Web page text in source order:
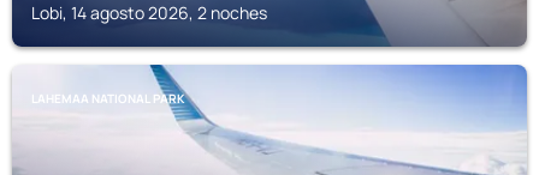
Lobi, 14 agosto 2026, 2 noches
LAHEMAA NATIONAL PARK